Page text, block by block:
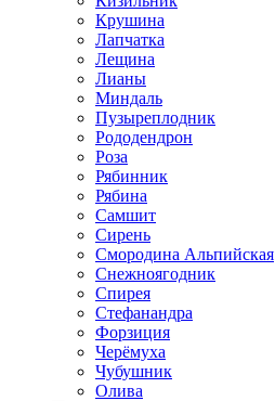
Крушина
Лапчатка
Лещина
Лианы
Миндаль
Пузыреплодник
Рододендрон
Роза
Рябинник
Рябина
Самшит
Сирень
Смородина Альпийская
Снежноягодник
Спирея
Стефанандра
Форзиция
Черёмуха
Чубушник
Олива